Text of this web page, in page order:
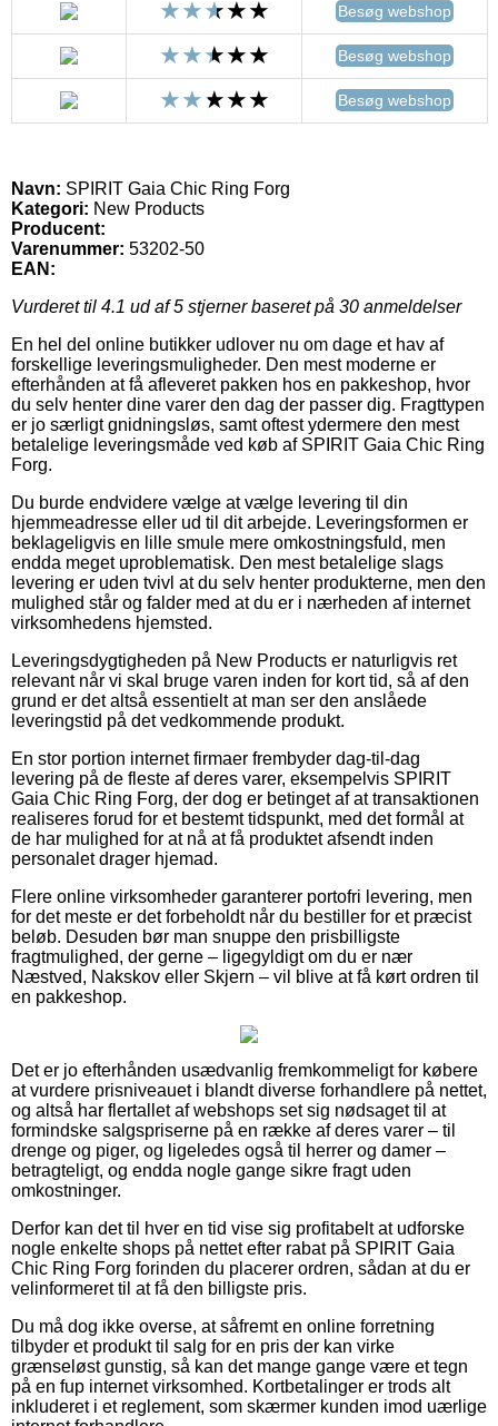
Besøg webshop
Besøg webshop
Besøg webshop
Navn: SPIRIT Gaia Chic Ring Forg
Kategori: New Products
Producent:
Varenummer: 53202-50
EAN:
Vurderet til 4.1 ud af 5 stjerner baseret på 30 anmeldelser
En hel del online butikker udlover nu om dage et hav af
forskellige leveringsmuligheder. Den mest moderne er
efterhånden at få afleveret pakken hos en pakkeshop, hvor
du selv henter dine varer den dag der passer dig. Fragttypen
er jo særligt gnidningsløs, samt oftest ydermere den mest
betalelige leveringsmåde ved køb af SPIRIT Gaia Chic Ring
Forg.
Du burde endvidere vælge at vælge levering til din
hjemmeadresse eller ud til dit arbejde. Leveringsformen er
beklageligvis en lille smule mere omkostningsfuld, men
endda meget uproblematisk. Den mest betalelige slags
levering er uden tvivl at du selv henter produkterne, men den
mulighed står og falder med at du er i nærheden af internet
virksomhedens hjemsted.
Leveringsdygtigheden på New Products er naturligvis ret
relevant når vi skal bruge varen inden for kort tid, så af den
grund er det altså essentielt at man ser den anslåede
leveringstid på det vedkommende produkt.
En stor portion internet firmaer frembyder dag-til-dag
levering på de fleste af deres varer, eksempelvis SPIRIT
Gaia Chic Ring Forg, der dog er betinget af at transaktionen
realiseres forud for et bestemt tidspunkt, med det formål at
de har mulighed for at nå at få produktet afsendt inden
personalet drager hjemad.
Flere online virksomheder garanterer portofri levering, men
for det meste er det forbeholdt når du bestiller for et præcist
beløb. Desuden bør man snuppe den prisbilligste
fragtmulighed, der gerne – ligegyldigt om du er nær
Næstved, Nakskov eller Skjern – vil blive at få kørt ordren til
en pakkeshop.
Det er jo efterhånden usædvanlig fremkommeligt for købere
at vurdere prisniveauet i blandt diverse forhandlere på nettet,
og altså har flertallet af webshops set sig nødsaget til at
formindske salgspriserne på en række af deres varer – til
drenge og piger, og ligeledes også til herrer og damer –
betragteligt, og endda nogle gange sikre fragt uden
omkostninger.
Derfor kan det til hver en tid vise sig profitabelt at udforske
nogle enkelte shops på nettet efter rabat på SPIRIT Gaia
Chic Ring Forg forinden du placerer ordren, sådan at du er
velinformeret til at få den billigste pris.
Du må dog ikke overse, at såfremt en online forretning
tilbyder et produkt til salg for en pris der kan virke
grænseløst gunstig, så kan det mange gange være et tegn
på en fup internet virksomhed. Kortbetalinger er trods alt
inkluderet i et reglement, som skærmer kunden imod uærlige